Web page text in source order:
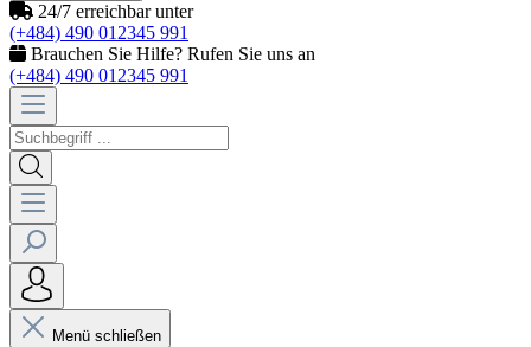
24/7 erreichbar unter
(+484) 490 012345 991
Brauchen Sie Hilfe? Rufen Sie uns an
(+484) 490 012345 991
Menü schließen